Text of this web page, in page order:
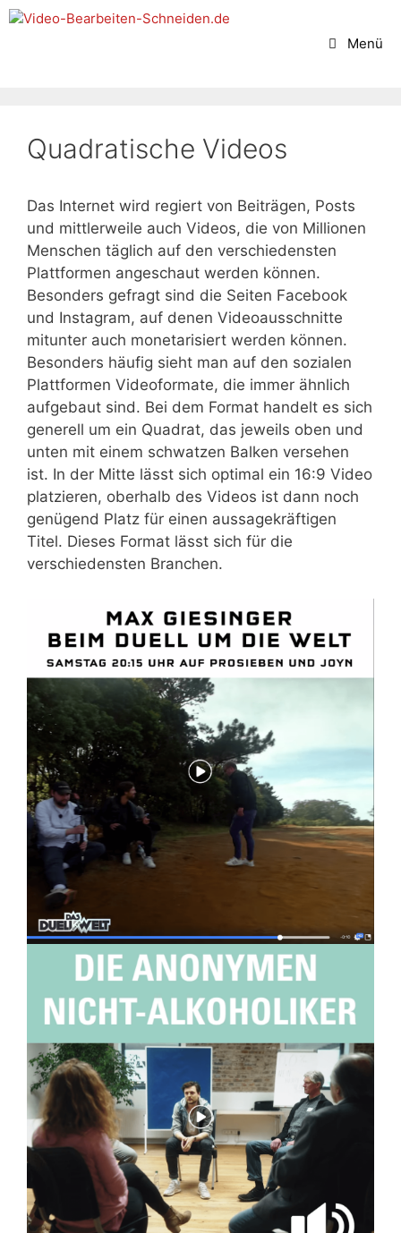
Springe
Menü
Quadratische Videos
Das Internet wird regiert von Beiträgen, Posts
und mittlerweile auch Videos, die von Millionen
Menschen täglich auf den verschiedensten
Plattformen angeschaut werden können.
Besonders gefragt sind die Seiten Facebook
und Instagram, auf denen Videoausschnitte
mitunter auch monetarisiert werden können.
Besonders häufig sieht man auf den sozialen
Plattformen Videoformate, die immer ähnlich
aufgebaut sind. Bei dem Format handelt es sich
generell um ein Quadrat, das jeweils oben und
unten mit einem schwatzen Balken versehen
ist. In der Mitte lässt sich optimal ein 16:9 Video
platzieren, oberhalb des Videos ist dann noch
genügend Platz für einen aussagekräftigen
Titel. Dieses Format lässt sich für die
verschiedensten Branchen.